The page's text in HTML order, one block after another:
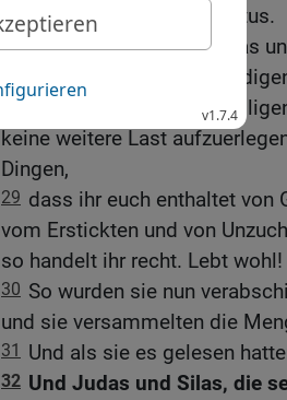
unseres Herrn Jesus Christus.
27 Wir haben deshalb Judas
mündlich dasselbe
28
Es hat nämlich dem
keine weitere Last
Dingen,
29 dass ihr euch enthaltet von
vom Erstickten und von
so handelt ihr recht. Lebt wohl!
30 So wurden sie nun
und sie versammelten die
31 Und als sie es gelesen
32 Und Judas und Silas, die